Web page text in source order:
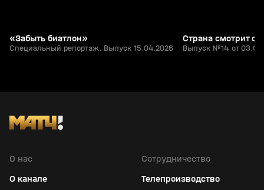
«Забыть биатлон»
Специальный репортаж. Выпуск 15.04.2026
Страна смотрит
Выпуск №14 от
О нас
О канале
Сотрудничество
Телепроизводство